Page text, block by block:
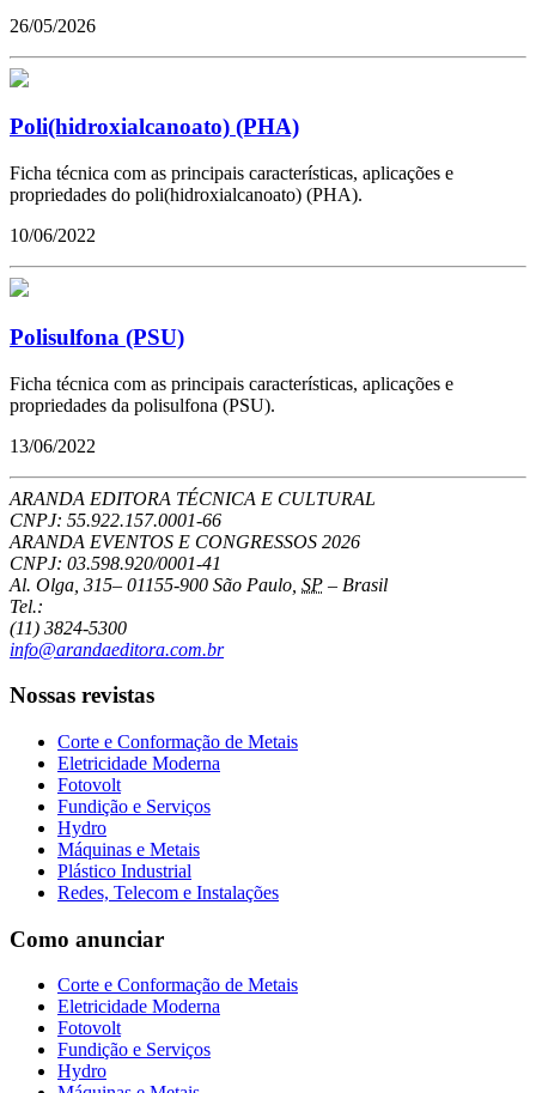
26/05/2026
Poli(hidroxialcanoato) (PHA)
Ficha técnica com as principais características, aplicações e
propriedades do poli(hidroxialcanoato) (PHA).
10/06/2022
Polisulfona (PSU)
Ficha técnica com as principais características, aplicações e
propriedades da polisulfona (PSU).
13/06/2022
ARANDA EDITORA TÉCNICA E CULTURAL
CNPJ: 55.922.157.0001-66
ARANDA EVENTOS E CONGRESSOS 2026
CNPJ: 03.598.920/0001-41
Al. Olga, 315– 01155-900 São Paulo SP – Brasil
Tel.:
(11) 3824-5300
info@arandaeditora.com.br
Nossas revistas
Corte e Conformação de Metais
Eletricidade Moderna
Fotovolt
Fundição e Serviços
Hydro
Máquinas e Metais
Plástico Industrial
Redes, Telecom e Instalações
Como anunciar
Corte e Conformação de Metais
Eletricidade Moderna
Fotovolt
Fundição e Serviços
Hydro